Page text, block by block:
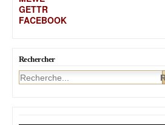
GETTR
FACEBOOK
Rechercher